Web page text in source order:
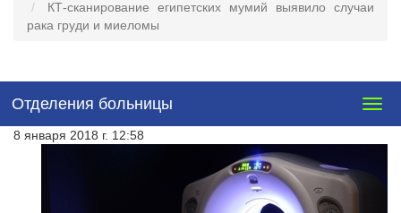
КТ-сканирование египетских мумий выявило случаи
рака груди и миеломы
Отделения больницы
8 января 2018 г. 12:58